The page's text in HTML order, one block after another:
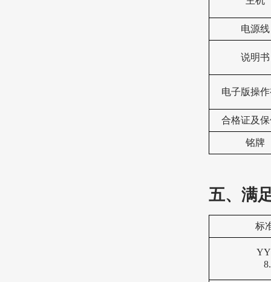
电源线
说明书
电子版操
合格证及
铭牌
五、满
标
YY